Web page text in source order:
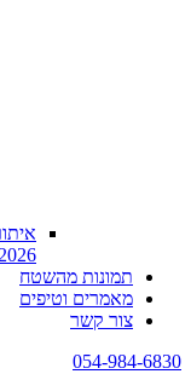
2026
תמונות מהשטח
מאמרים וטיפים
צור קשר
054-984-6830